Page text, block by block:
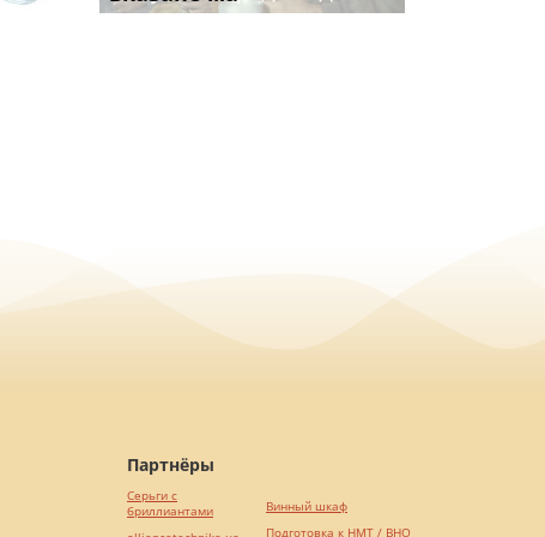
Партнёры
Серьги с
бриллиантами
Винный шкаф
Подготовка к НМТ / ВНО